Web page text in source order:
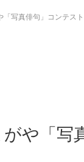
「写真俳句」コンテスト
や「写